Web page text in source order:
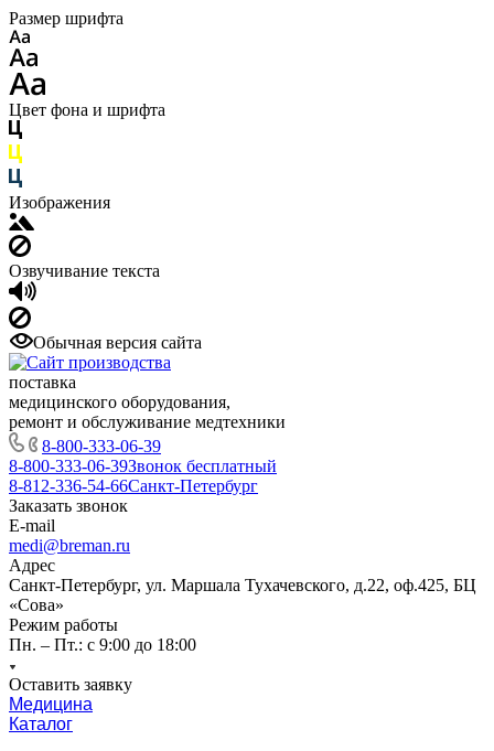
Размер шрифта
Цвет фона и шрифта
Изображения
Озвучивание текста
Обычная версия сайта
поставка
медицинского оборудования,
ремонт и обслуживание медтехники
8-800-333-06-39
8-800-333-06-39Звонок бесплатный
8-812-336-54-66Санкт-Петербург
Заказать звонок
E-mail
medi@breman.ru
Адрес
Санкт-Петербург, ул. Маршала Тухачевского, д.22, оф.425, БЦ
«Сова»
Режим работы
Пн. – Пт.: с 9:00 до 18:00
Оставить заявку
Медицина
Каталог